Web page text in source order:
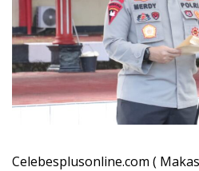
Celebesplusonline.com (